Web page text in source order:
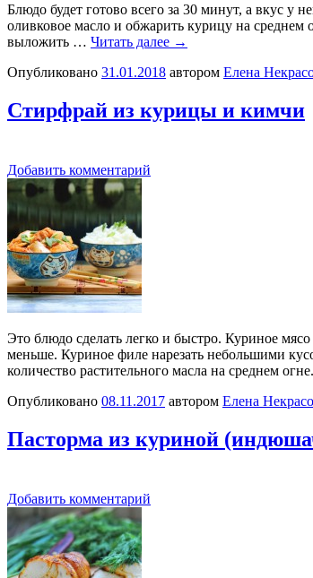
Блюдо будет готово всего за 30 минут, а вкус у
оливковое масло и обжарить курицу на
выложить … Читать далее →
Опубликовано 31.01.2018 автором Елена
Стирфрай из курицы и кимчи
Добавить комментарий
Это блюдо сделать легко и быстро. Куриное
меньше. Куриное филе нарезать небольшими
количество растительного масла на среднем
Опубликовано 08.11.2017 автором Елена
Пасторма из куриной
Добавить комментарий